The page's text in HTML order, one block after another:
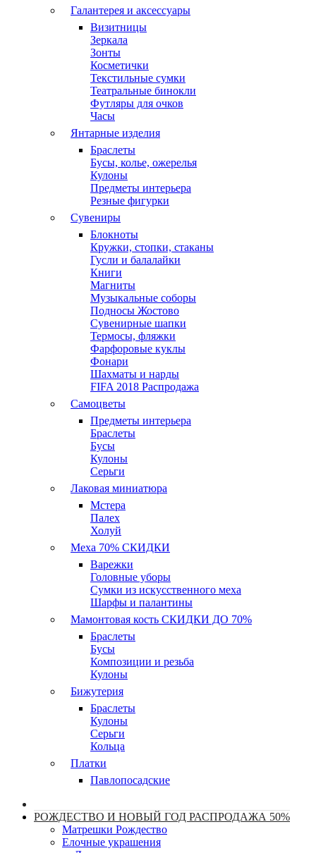
Галантерея и аксессуары
Визитницы
Зеркала
Зонты
Косметички
Текстильные сумки
Театральные бинокли
Футляры для очков
Часы
Янтарные изделия
Браслеты
Бусы, колье, ожерелья
Кулоны
Предметы интерьера
Резные фигурки
Сувениры
Блокноты
Кружки, стопки, стаканы
Гусли и балалайки
Книги
Магниты
Музыкальные соборы
Подносы Жостово
Сувенирные шапки
Термосы, фляжки
Фарфоровые куклы
Фонари
Шахматы и нарды
FIFA 2018 Распродажа
Самоцветы
Предметы интерьера
Браслеты
Бусы
Кулоны
Серьги
Лаковая миниатюра
Мстера
Палех
Холуй
Меха 70% СКИДКИ
Варежки
Головные уборы
Сумки из искусственного меха
Шарфы и палантины
Мамонтовая кость СКИДКИ ДО 70%
Браслеты
Бусы
Композиции и резьба
Кулоны
Бижутерия
Браслеты
Кулоны
Серьги
Кольца
Платки
Павлопосадские
РОЖДЕСТВО И НОВЫЙ ГОД РАСПРОДАЖА 50%
Матрешки Рождество
Елочные украшения